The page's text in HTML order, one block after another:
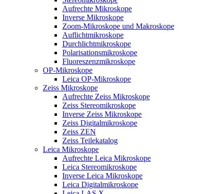
Aufrechte Mikroskope
Inverse Mikroskope
Zoom-Mikroskope und Makroskope
Auflichtmikroskope
Durchlichtmikroskope
Polarisationsmikroskope
Fluoreszenzmikroskope
OP-Mikroskope
Leica OP-Mikroskope
Zeiss Mikroskope
Aufrechte Zeiss Mikroskope
Zeiss Stereomikroskope
Inverse Zeiss Mikroskope
Zeiss Digitalmikroskope
Zeiss ZEN
Zeiss Teilekatalog
Leica Mikroskope
Aufrechte Leica Mikroskope
Leica Stereomikroskope
Inverse Leica Mikroskope
Leica Digitalmikroskope